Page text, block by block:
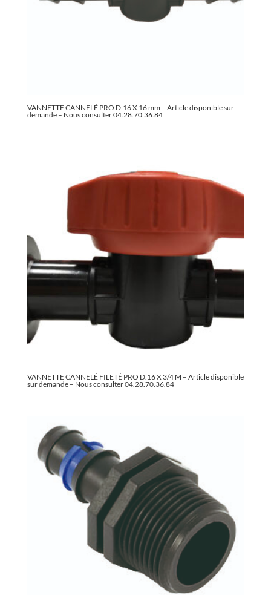
VANNETTE CANNELÉ PRO D.16 X 16 mm – Article disponible sur
demande – Nous consulter 04.28.70.36.84
VANNETTE CANNELÉ FILETÉ PRO D.16 X 3/4 M – Article disponible
sur demande – Nous consulter 04.28.70.36.84